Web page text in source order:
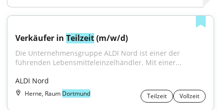
Verkäufer in Teilzeit (m/w/d)
Die Unternehmensgruppe ALDI Nord ist einer der
führenden Lebensmitteleinzelhändler. Mit einer...
ALDI Nord
Herne, Raum Dortmund Teilzeit Vollzeit